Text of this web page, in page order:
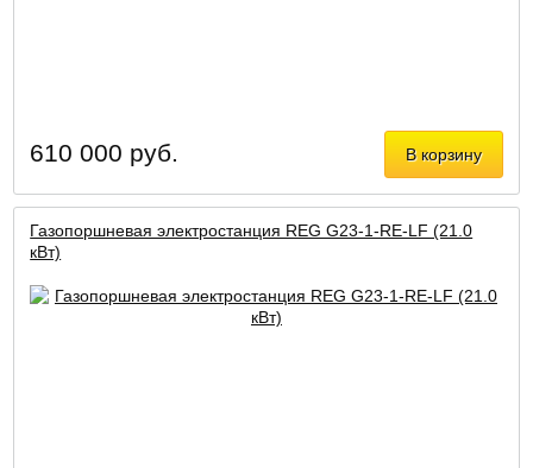
В корзину
610 000 руб.
Газопоршневая электростанция REG G23-1-RE-LF (21.0
кВт)